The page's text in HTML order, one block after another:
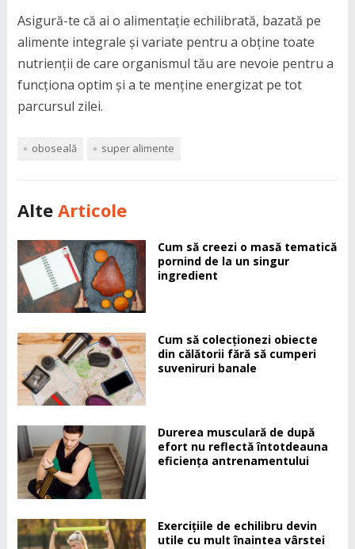
Asigură-te că ai o alimentație echilibrată, bazată pe
alimente integrale și variate pentru a obține toate
nutrienții de care organismul tău are nevoie pentru a
funcționa optim și a te menține energizat pe tot
parcursul zilei.
oboseală super alimente
Alte Articole
Cum să creezi o masă tematică
pornind de la un singur
ingredient
Cum să colecționezi obiecte
din călătorii fără să cumperi
suveniruri banale
Durerea musculară de după
efort nu reflectă întotdeauna
eficiența antrenamentului
Exercițiile de echilibru devin
utile cu mult înaintea vârstei